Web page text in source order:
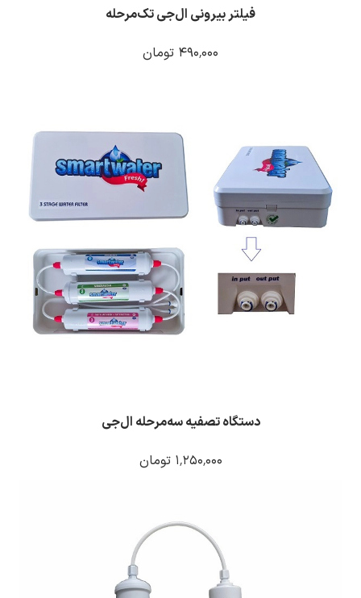
فیلتر بیرونی ال‌جی تک‌مرحله
۴۹۰٬۰۰۰ تومان
دستگاه تصفیه سه‌مرحله ال‌جی
۱٬۲۵۰٬۰۰۰ تومان